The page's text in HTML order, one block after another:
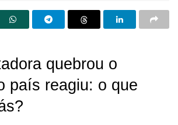
quebrou o
país reagiu: o que